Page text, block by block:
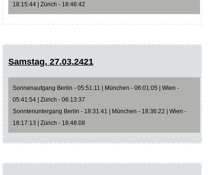
18:15:44 | Zürich - 18:46:42
Samstag, 27.03.2421
Sonnenaufgang Berlin - 05:51:11 | München - 06:01:05 | Wien -
05:41:54 | Zürich - 06:13:37
Sonntenuntergang Berlin - 18:31:41 | München - 18:36:22 | Wien -
18:17:13 | Zürich - 18:48:08